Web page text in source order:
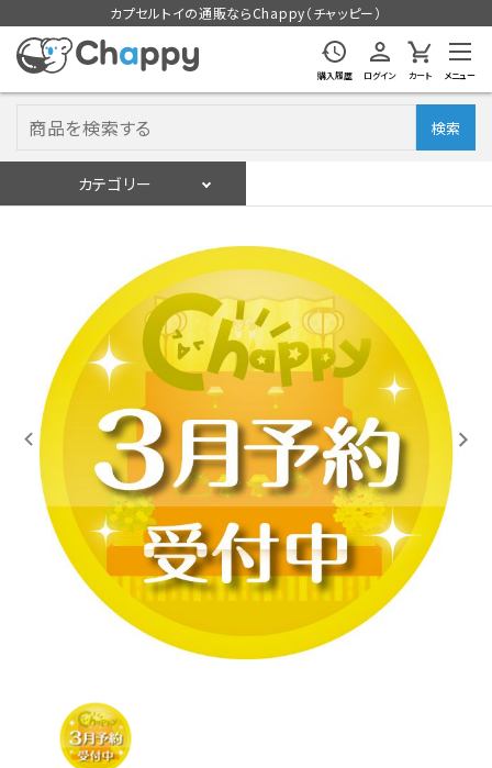
カプセルトイの通販ならChappy（チャッピー）
購入履歴 ログイン カート メニュー
検索
カテゴリー
入荷スケジュールをチェック
カプセルトイマシン本体
カプセルトイ
販促用空カプセル
レンタル
景品・玩具・文具
販促用カプセルトイ